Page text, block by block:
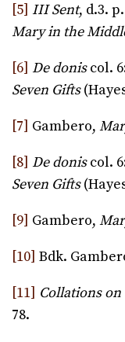
[5] III Sent, d.3.
Mary in the
[6] De doniscol.
Seven Gifts
[7] Gambero,
[8] De doniscol.
Seven Gifts
[9] Gambero,
[10] Bdk.
[11] Collations on
78.